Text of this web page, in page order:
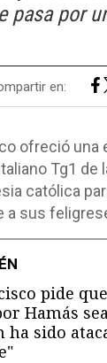
pasa por
en:
ofreció una
Tg1 de
católica
a sus
pide
Hamás
ha sido